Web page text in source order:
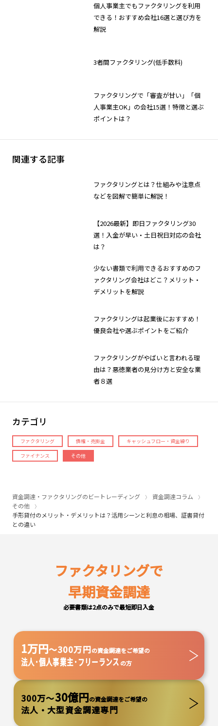
個人事業主でもファクタリングを利用
できる！おすすめ会社16選と選び方を
解説
3者間ファクタリング(低手数料)
ファクタリングで「審査が甘い」「個
人事業主OK」の会社15選！特徴と選ぶ
ポイントは？
関連する記事
ファクタリングとは？仕組みや注意点
などを図解で簡単に解説！
【2026最新】即日ファクタリング30
選！入金が早い・土日祝日対応の会社
は？
少ない書類で利用できるおすすめのフ
ァクタリング会社はどこ？メリット・
デメリットを解説
ファクタリングは起業後におすすめ！
優良会社や選ぶポイントをご紹介
ファクタリングがやばいと言われる理
由は？悪徳業者の見分け方と安全な業
者８選
カテゴリ
ファクタリング 債権・売掛金
キャッシュフロー・資金繰り
ファイナンス
その他
資金調達・ファクタリングのビートレーディング
資金調達コラム
その他
手形貸付のメリット・デメリットは？活用シーンと利息の相場、証書貸付
との違い
ファクタリングで
早期資金調達
必要書類は2点のみで最短即日入金
300万～30億円の資金調達をご希望の
法人・大型資金調達専門
1万円～300万円の資金調達をご希望の
法人･個人事業主･フリーランス の方